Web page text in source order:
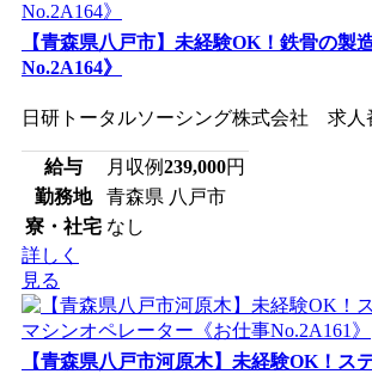
【青森県八戸市】未経験OK！鉄骨の製
No.2A164》
日研トータルソーシング株式会社 求人
給与 月収例239,000円
勤務地
青森県 八戸市
寮・社宅 なし
詳しく
見る
【青森県八戸市河原木】未経験OK！ス